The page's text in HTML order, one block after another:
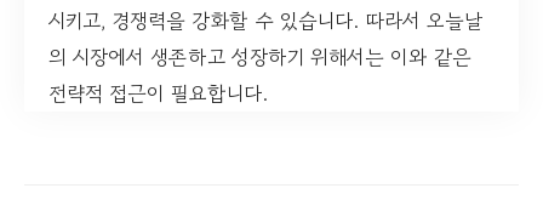
시키고, 경쟁력을 강화할 수 있습니다. 따라서 오늘날
의 시장에서 생존하고 성장하기 위해서는 이와 같은
전략적 접근이 필요합니다.